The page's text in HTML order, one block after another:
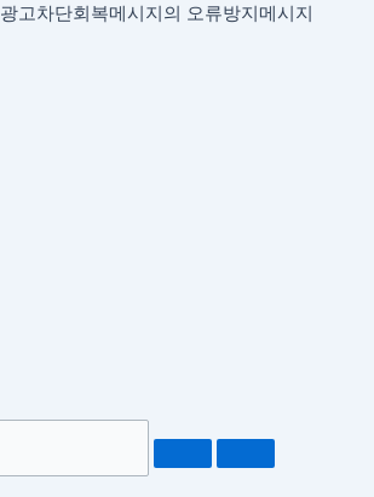
광고차단회복메시지의 오류방지메시지